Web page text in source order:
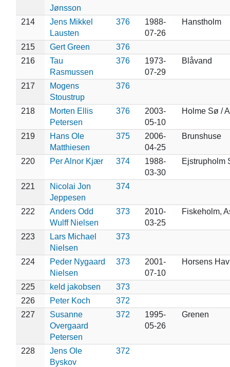
Jønsson
214
Jens Mikkel
Lausten
376
1988-
07-26
Hanstholm
215 Gert Green
376
216
Tau
Rasmussen
376
1973-
07-29
Blåvand
217
Mogens
Stoustrup
376
218
Morten Ellis
Petersen
376
2003-
05-10
Holme Sø /
219
Hans Ole
Matthiesen
375
2006-
04-25
Brunshuse
220 Per Alnor Kjær 374
1988-
03-30
Ejstrupholm
221
Nicolai Jon
Jeppesen
374
222
Anders Odd
Wulff Nielsen
373
2010-
03-25
Fiskeholm,
223
Lars Michael
Nielsen
373
224
Peder Nygaard
Nielsen
373
2001-
07-10
Horsens
225 keld jakobsen
373
226
Peter Koch
372
227
Susanne
Overgaard
Petersen
372
1995-
05-26
Grenen
228
Jens Ole
Byskov
372